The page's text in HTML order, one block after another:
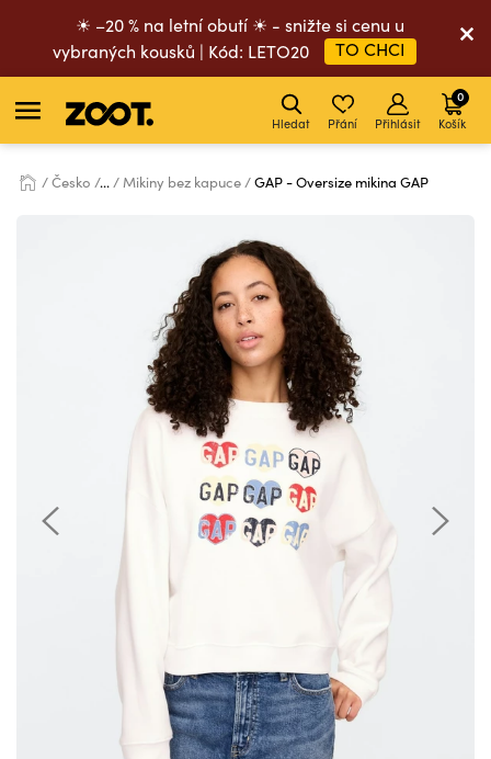
☀ –20 % na letní obutí ☀ - snižte si cenu u
vybraných kousků | Kód: LETO20
TO CHCI
Hledat Přání Přihlásit Košík
0
Česko ... Mikiny bez kapuce GAP - Oversize mikina GAP